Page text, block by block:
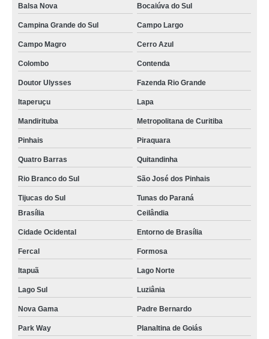
calibração de equipamentos para medição valor Metropolitana de Curitiba
calibração de equipamentos de laboratório valor Bocaiúva do Sul
profissional para calibração de equipamentos medição Suzano
empresa de calibração de equipamentos para laboratório Luziânia
calibração de equipamentos para laboratório preço Teresópolis
calibração de equipamentos industriais Mauá
empresa de calibração de equipamentos medição Contenda
calibração de equipamentos para medição Juquitiba
profissional para calibração de equipamentos de indústrias Cambuí
calibração de equipamentos médicos Itabira
calibração de equipamentos de laboratório valor Contagem
calibração de equipamentos de medição valor Araxá
profissional para calibração de equipamentos médicos Rio de Janeiro
calibração de equipamentos para laboratório Sete Lagoas
calibração de equipamentos de medição Divinópolis
calibração de equipamentos industriais preço Embu das Artes
empresa de calibração de equipamentos volumétricos Mogi das Cruzes
Balsa Nova Bocaiúva do Sul
Campina Grande do Sul Campo Largo
Campo Magro Cerro Azul
Colombo Contenda
Doutor Ulysses Fazenda Rio Grande
Itaperuçu Lapa
Mandirituba Metropolitana de Curitiba
Pinhais Piraquara
Quatro Barras Quitandinha
Rio Branco do Sul São José dos Pinhais
Tijucas do Sul
Tunas do Paraná
Brasília
Ceilândia
Cidade Ocidental Entorno de Brasília
Fercal Formosa
Itapuã Lago Norte
Lago Sul Luziânia
Nova Gama Padre Bernardo
Park Way Planaltina de Goiás